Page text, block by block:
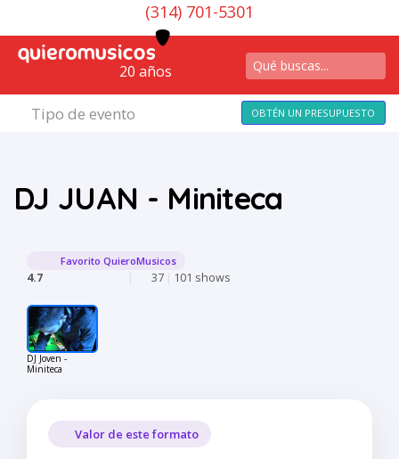
(314) 701-5301
20 años
Tipo de evento OBTÉN UN PRESUPUESTO
DJ JUAN - Miniteca
Favorito QuieroMusicos
4.7 | 37 | 101 shows
DJ Joven -
Miniteca
Valor de este formato